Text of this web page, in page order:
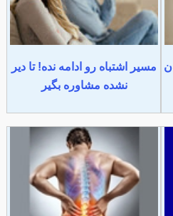
مسیر اشتباه رو ادامه نده! تا دیر
نشده مشاوره بگیر